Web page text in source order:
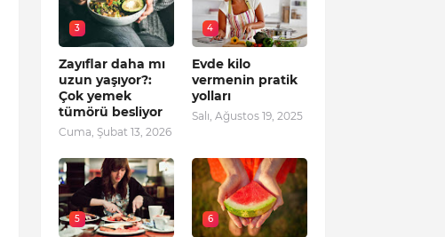
3
Zayıflar daha mı
uzun yaşıyor?:
Çok yemek
tümörü besliyor
Cuma, Şubat 13, 2026
4
Evde kilo
vermenin pratik
yolları
Salı, Ağustos 19, 2025
5 6